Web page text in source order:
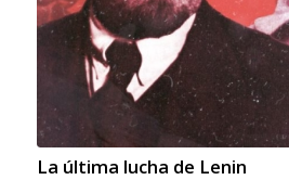
La última lucha de Lenin